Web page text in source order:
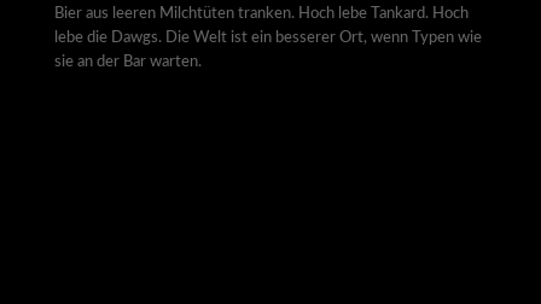
Bier aus leeren Milchtüten tranken. Hoch lebe Tankard. Hoch
lebe die Dawgs. Die Welt ist ein besserer Ort, wenn Typen wie
sie an der Bar warten.